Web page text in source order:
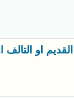
او التالف